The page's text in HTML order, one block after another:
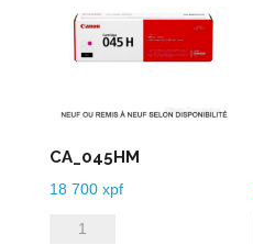
CA_045HM
18 700 xpf
quantité